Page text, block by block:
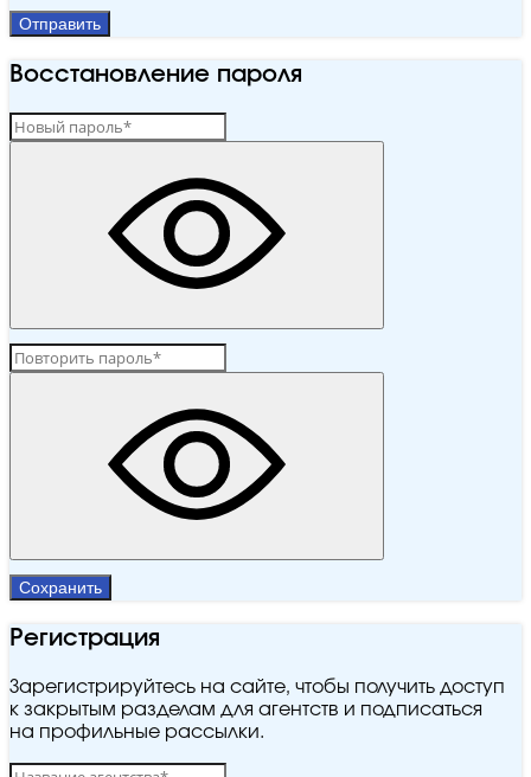
Отправить
Восстановление пароля
Сохранить
Регистрация
Зарегистрируйтесь на сайте, чтобы получить доступ
к закрытым разделам для агентств и подписаться
на профильные рассылки.